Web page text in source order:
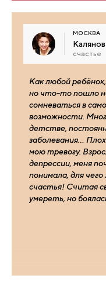
МОСКВА
счастье
Как любой
но что-то пошло
сомневаться в
возможности.
детстве,
заболевания…
мою тревогу.
депрессии, меня
понимала, для
счастья! Считая
умереть, но